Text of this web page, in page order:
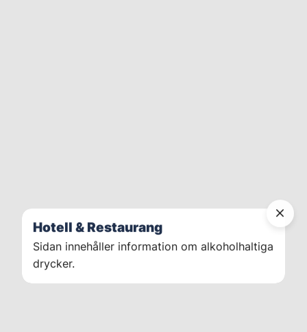
Hotell & Restaurang
Sidan innehåller information om alkoholhaltiga
drycker.